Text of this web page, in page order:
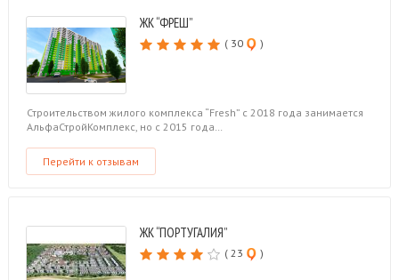
ЖК “ФРЕШ”
( 30 )
Строительством жилого комплекса “Fresh” с 2018 года занимается
АльфаСтройКомплекс, но с 2015 года…
Перейти к отзывам
ЖК “ПОРТУГАЛИЯ”
( 23 )